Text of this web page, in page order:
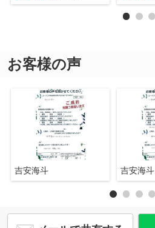
お客様の声
吉安海斗 吉安海斗